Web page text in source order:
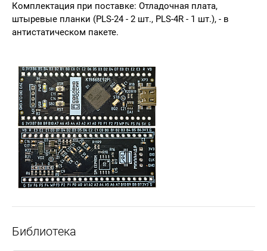
Комплектация при поставке: Отладочная плата,
штыревые планки (PLS-24 - 2 шт., PLS-4R - 1 шт.), - в
антистатическом пакете.
Библиотека